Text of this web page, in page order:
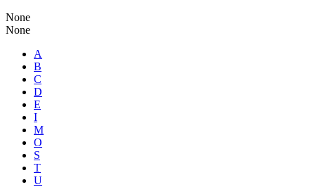
None
None
A
B
C
D
E
I
M
O
S
T
U